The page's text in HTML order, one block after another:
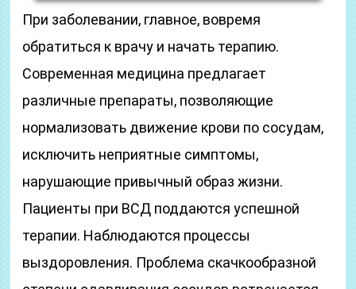
При заболевании, главное, вовремя
обратиться к врачу и начать терапию.
Современная медицина предлагает
различные препараты, позволяющие
нормализовать движение крови по сосудам,
исключить неприятные симптомы,
нарушающие привычный образ жизни.
Пациенты при ВСД поддаются успешной
терапии. Наблюдаются процессы
выздоровления. Проблема скачкообразной